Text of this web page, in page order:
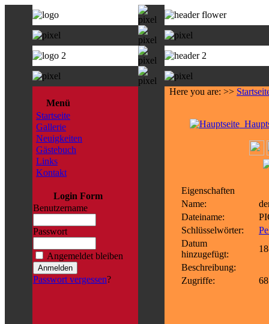
Menü
Startseite
Gallerie
Neuigkeiten
Gästebuch
Links
Kontakt
Login Form
Benutzername
Passwort
Angemeldet bleiben
Passwort vergessen?
Here you are: >>
Eigenschaften
Name:
Dateiname:
Schlüsselwörter:
Datum
hinzugefügt:
Beschreibung:
Zugriffe: